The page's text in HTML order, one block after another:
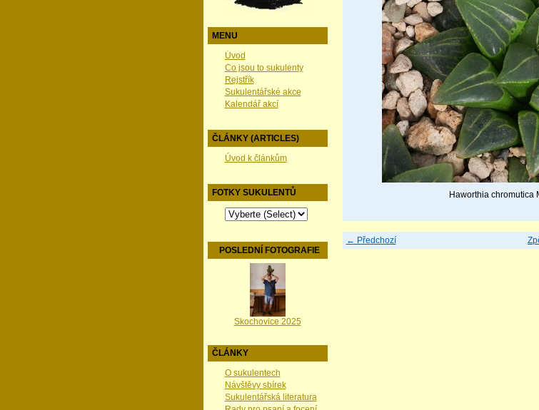
MENU
Úvod
Co jsou to sukulenty
Rejstřík
Sukulentářské akce
Kalendář akcí
ČLÁNKY (ARTICLES)
Úvod k článkům
FOTKY SUKULENTŮ
POSLEDNÍ FOTOGRAFIE
Skochovice 2025
ČLÁNKY
O sukulentech
Návštěvy sbírek
Sukulentářská literatura
Haworthia chromutica
← Předchozí